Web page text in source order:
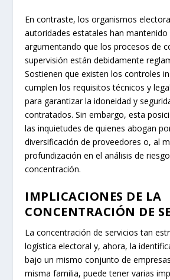
En contraste, los organismos
autoridades estatales han mantenido
argumentando que los procesos de
supervisión están debidamente
Sostienen que existen los controles
cumplen los requisitos técnicos y
para garantizar la idoneidad y
contratados. Sin embargo, esta
las inquietudes de quienes abogan
diversificación de proveedores o, al
profundización en el análisis de
concentración.
IMPLICACIONES DE LA
CONCENTRACIÓN DE
La concentración de servicios tan
logística electoral y, ahora, la
bajo un mismo conjunto de
misma familia, puede tener varias